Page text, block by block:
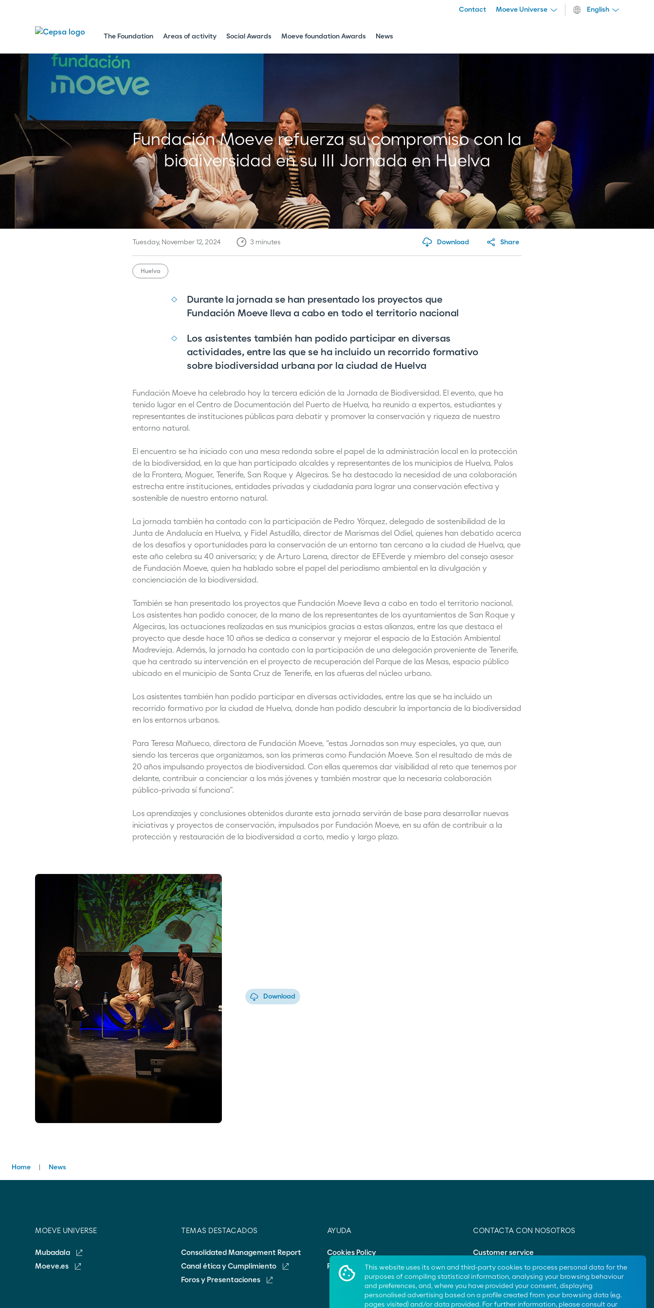
This website uses its own and third-party cookies to process personal data for the
purposes of compiling statistical information, analysing your browsing behaviour
and preferences, and, where you have provided your consent, displaying
personalised advertising based on a profile created from your browsing data (e.g.
pages visited) and/or data provided. For further information, please consult our
The Foundation Areas of activity Social Awards Moeve foundation Awards News
Contact Moeve Universe English
Fundación Moeve refuerza su compromiso con la
biodiversidad en su III Jornada en Huelva
Tuesday, November 12, 2024 3 minutes Download Share
Huelva
Durante la jornada se han presentado los proyectos que
Fundación Moeve lleva a cabo en todo el territorio nacional
Los asistentes también han podido participar en diversas
actividades, entre las que se ha incluido un recorrido formativo
sobre biodiversidad urbana por la ciudad de Huelva
Fundación Moeve ha celebrado hoy la tercera edición de la Jornada de Biodiversidad. El evento, que ha
tenido lugar en el Centro de Documentación del Puerto de Huelva, ha reunido a expertos, estudiantes y
representantes de instituciones públicas para debatir y promover la conservación y riqueza de nuestro
entorno natural.
El encuentro se ha iniciado con una mesa redonda sobre el papel de la administración local en la protección
de la biodiversidad, en la que han participado alcaldes y representantes de los municipios de Huelva, Palos
de la Frontera, Moguer, Tenerife, San Roque y Algeciras. Se ha destacado la necesidad de una colaboración
estrecha entre instituciones, entidades privadas y ciudadanía para lograr una conservación efectiva y
sostenible de nuestro entorno natural.
La jornada también ha contado con la participación de Pedro Yórquez, delegado de sostenibilidad de la
Junta de Andalucía en Huelva, y Fidel Astudillo, director de Marismas del Odiel, quienes han debatido acerca
de los desafíos y oportunidades para la conservación de un entorno tan cercano a la ciudad de Huelva, que
este año celebra su 40 aniversario; y de Arturo Larena, director de EFEverde y miembro del consejo asesor
de Fundación Moeve, quien ha hablado sobre el papel del periodismo ambiental en la divulgación y
concienciación de la biodiversidad.
También se han presentado los proyectos que Fundación Moeve lleva a cabo en todo el territorio nacional.
Los asistentes han podido conocer, de la mano de los representantes de los ayuntamientos de San Roque y
Algeciras, las actuaciones realizadas en sus municipios gracias a estas alianzas, entre las que destaca el
proyecto que desde hace 10 años se dedica a conservar y mejorar el espacio de la Estación Ambiental
Madrevieja. Además, la jornada ha contado con la participación de una delegación proveniente de Tenerife,
que ha centrado su intervención en el proyecto de recuperación del Parque de las Mesas, espacio público
ubicado en el municipio de Santa Cruz de Tenerife, en las afueras del núcleo urbano.
Los asistentes también han podido participar en diversas actividades, entre las que se ha incluido un
recorrido formativo por la ciudad de Huelva, donde han podido descubrir la importancia de la biodiversidad
en los entornos urbanos.
Para Teresa Mañueco, directora de Fundación Moeve, “estas Jornadas son muy especiales, ya que, aun
siendo las terceras que organizamos, son las primeras como Fundación Moeve. Son el resultado de más de
20 años impulsando proyectos de biodiversidad. Con ellas queremos dar visibilidad al reto que tenemos por
delante, contribuir a concienciar a los más jóvenes y también mostrar que la necesaria colaboración
público-privada sí funciona”.
Los aprendizajes y conclusiones obtenidos durante esta jornada servirán de base para desarrollar nuevas
iniciativas y proyectos de conservación, impulsados por Fundación Moeve, en su afán de contribuir a la
protección y restauración de la biodiversidad a corto, medio y largo plazo.
Download
Home News
MOEVE UNIVERSE
Mubadala
Moeve.es
TEMAS DESTACADOS
Consolidated Management Report
Canal ética y Cumplimiento
Foros y Presentaciones
AYUDA
Cookies Policy
Frequent questions
CONTACTA CON NOSOTROS
Customer service
Contact us